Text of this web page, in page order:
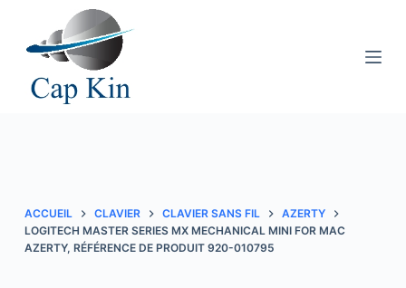
c
o
n
ACCUEIL CLAVIER CLAVIER SANS FIL
AZERTY
LOGITECH MASTER SERIES MX MECHANICAL MINI FOR MAC
AZERTY, RÉFÉRENCE DE PRODUIT 920-010795